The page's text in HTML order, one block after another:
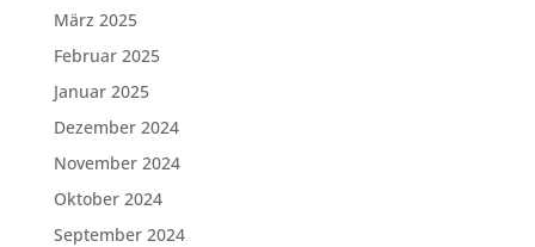
März 2025
Februar 2025
Januar 2025
Dezember 2024
November 2024
Oktober 2024
September 2024